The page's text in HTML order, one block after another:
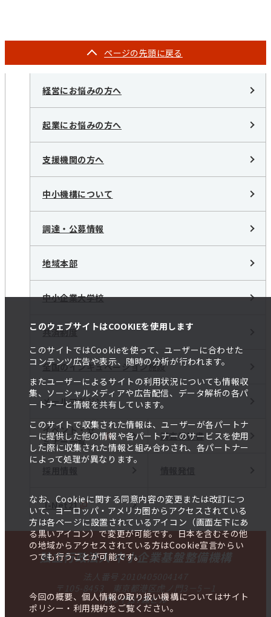
このウェブサイトはCOOKIEを使用します
このサイトではCookieを使って、ユーザーに合わせた
コンテンツ広告や表示、随時の分析が行われます。
またユーザーによるサイトの利用状況についても情報収
集、ソーシャルメディアや広告配信、データ解析の各パ
ートナーと情報を共有しています。
このサイトで収集された情報は、ユーザーが各パートナ
ーに提供した他の情報や各パートナーのサービスを使用
した際に収集された情報と組み合わされ、各パートナー
によって処理が異なります。
なお、Cookieに関する同意内容の変更または改訂につ
いて、ヨーロッパ・アメリカ圏からアクセスされている
方は各ページに設置されているアイコン（画面左下にあ
る黒いアイコン）で変更が可能です。日本を含むその他
の地域からアクセスされている方はCookie宣言からい
つでも行うことが可能です。
今回の概要、個人情報の取り扱い機構についてはサイト
ポリシー・利用規約をご覧ください。
ページの先頭に戻る
経営にお悩みの方へ
起業にお悩みの方へ
支援機関の方へ
中小機構について
調達・公募情報
地域本部
中小企業大学校
共済制度
全国のインキュベーション施設
メールマガジン
イベント・セ
ミナー一覧
調査報告書
J-Net21
独立行政法人 中小企業基盤整備機構
法人番号 2010405004147
〒105-8453 東京都港区虎ノ門3－5－1
虎ノ門37森ビル